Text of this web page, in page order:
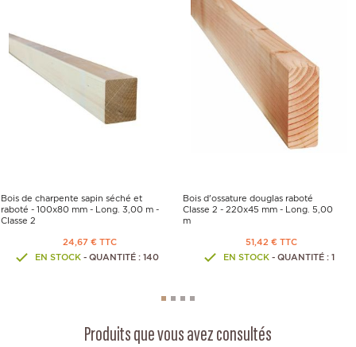
Bois de charpente sapin séché et
raboté - 100x80 mm - Long. 3,00 m -
Classe 2
24,67 € TTC
EN STOCK- QUANTITÉ : 140
Bois d'ossature douglas raboté
Classe 2 - 220x45 mm - Long. 5,00
m
51,42 € TTC
EN STOCK- QUANTITÉ : 1
Produits que vous avez consultés